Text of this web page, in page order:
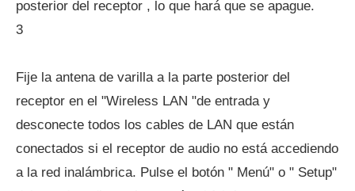
posterior del receptor , lo que hará que se apague.
3
Fije la antena de varilla a la parte posterior del
receptor en el "Wireless LAN "de entrada y
desconecte todos los cables de LAN que están
conectados si el receptor de audio no está accediendo
a la red inalámbrica. Pulse el botón " Menú" o " Setup"